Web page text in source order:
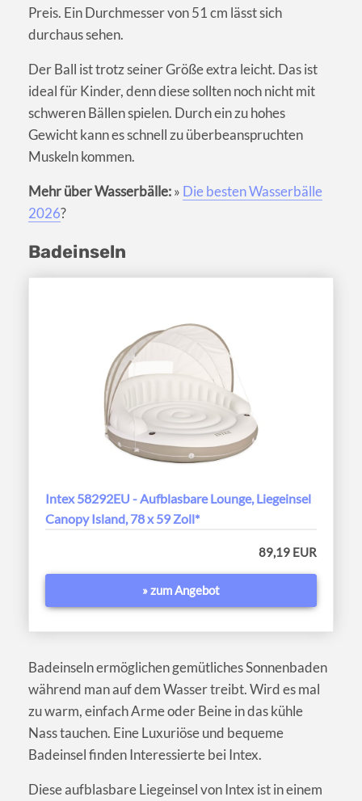
Preis. Ein Durchmesser von 51 cm lässt sich
durchaus sehen.
Der Ball ist trotz seiner Größe extra leicht. Das ist
ideal für Kinder, denn diese sollten noch nicht mit
schweren Bällen spielen. Durch ein zu hohes
Gewicht kann es schnell zu überbeanspruchten
Muskeln kommen.
Mehr über Wasserbälle:» Die besten Wasserbälle
2026?
Badeinseln
Intex 58292EU - Aufblasbare Lounge, Liegeinsel
Canopy Island, 78 x 59 Zoll*
89,19 EUR
» zum Angebot
Badeinseln ermöglichen gemütliches Sonnenbaden
während man auf dem Wasser treibt. Wird es mal
zu warm, einfach Arme oder Beine in das kühle
Nass tauchen. Eine Luxuriöse und bequeme
Badeinsel finden Interessierte bei Intex.
Diese aufblasbare Liegeinsel von Intex ist in einem